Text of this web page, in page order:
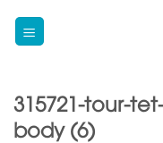
qua
315721-tour-
body (6)